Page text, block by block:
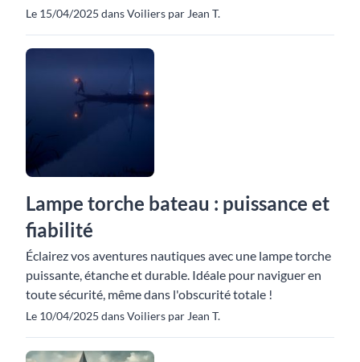
Le 15/04/2025 dans Voiliers par Jean T.
Lampe torche bateau : puissance et
fiabilité
Éclairez vos aventures nautiques avec une lampe torche
puissante, étanche et durable. Idéale pour naviguer en
toute sécurité, même dans l'obscurité totale !
Le 10/04/2025 dans Voiliers par Jean T.